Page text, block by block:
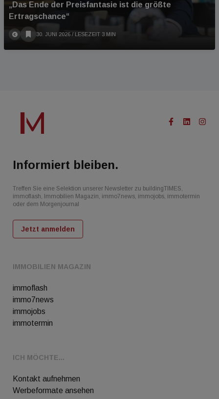
„Das Ende der Preisfantasie ist die größte
Ertragschance“
30. JUNI 2026 / LESEZEIT 3 MIN
IMMOBILIEN MAGAZIN
immoflash
immo7news
immojobs
immotermin
ICH MÖCHTE...
Kontakt aufnehmen
Werbeformate ansehen
Informiert bleiben.
Treffen Sie eine Selektion unserer Newsletter zu buildingTIMES,
immoflash, Immobilien Magazin, immo7news, immojobs, immotermin
oder dem Morgenjournal
Jetzt anmelden